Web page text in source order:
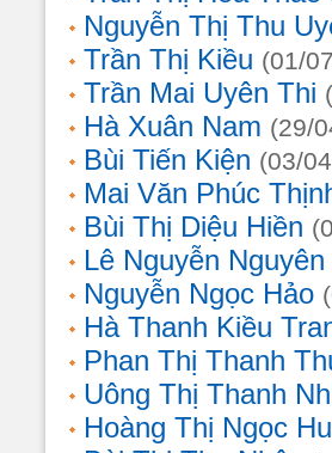
Nguyễn Thị Thu
Trần Thị Kiều (01/
Trần Mai Uyên Thi
Hà Xuân Nam (29/
Bùi Tiến Kiện (03/
Mai Văn Phúc
Bùi Thị Diệu Hiền
Lê Nguyễn
Nguyễn Ngọc Hảo
Hà Thanh Kiều
Phan Thị Thanh
Uông Thị Thanh
Hoàng Thị Ngọc